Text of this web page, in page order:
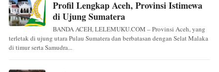
Profil Lengkap Aceh, Provinsi Istimewa
di Ujung Sumatera
BANDA ACEH, LELEMUKU.COM – Provinsi Aceh, yang
terletak di ujung utara Pulau Sumatera dan berbatasan dengan Selat Malaka
di timur serta Samudra...